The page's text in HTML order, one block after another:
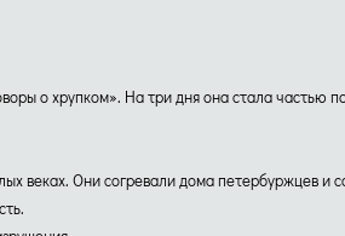
о хрупком». На три дня она стала частью
веках. Они согревали дома петербуржцев и